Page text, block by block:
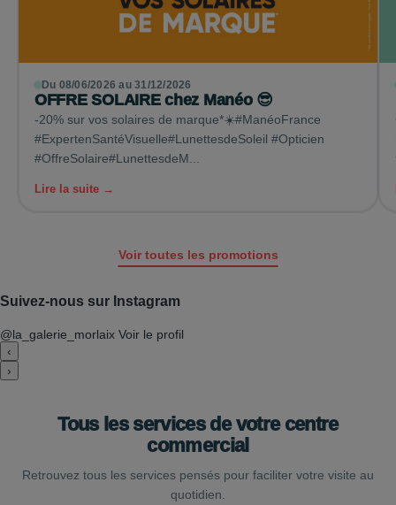
Du 08/06/2026 au 31/12/2026
OFFRE SOLAIRE chez Manéo 😎
-20% sur vos solaires de marque*☀️#ManéoFrance
#ExpertenSantéVisuelle#LunettesdeSoleil #Opticien
#OffreSolaire#LunettesdeM...
Lire la suite →
Voir toutes les promotions
Suivez-nous sur Instagram
@la_galerie_morlaix Voir le profil
‹
›
Tous les services de votre centre
commercial
Retrouvez tous les services pensés pour faciliter votre visite au
quotidien.